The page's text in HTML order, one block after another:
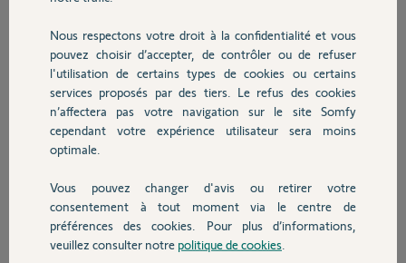
Chauffage
Autres produits
Devis avec un pro
Contact
j’ai aléatoirement un ou plusieurs volets qui ne sont pas commandés.
soient commandés lorsque je lance une commande groupée.
Ce ne sont pas toujours les mêmes volets qui ne fonctionnent pas.
J’ai testé de brancher le kit à d’autres endroits de la maison sans
changement.
Merci d'avance pour votre aide,
Guillaume G.
il y a 10 mois
Participer au fil de discussion
Nous respectons votre droit à la confidentialité et vous
pouvez choisir d’accepter, de contrôler ou de refuser
l'utilisation de certains types de cookies ou certains
services proposés par des tiers. Le refus des cookies
n’affectera pas votre navigation sur le site Somfy
cependant votre expérience utilisateur sera moins
optimale.
Vous pouvez changer d'avis ou retirer votre
consentement à tout moment via le centre de
préférences des cookies. Pour plus d’informations,
veuillez consulter notre politique de cookies